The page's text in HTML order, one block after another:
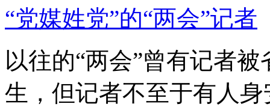
“党媒姓党”的“两会”记者
以往的“两会”曾有记者
生，但记者不至于有人